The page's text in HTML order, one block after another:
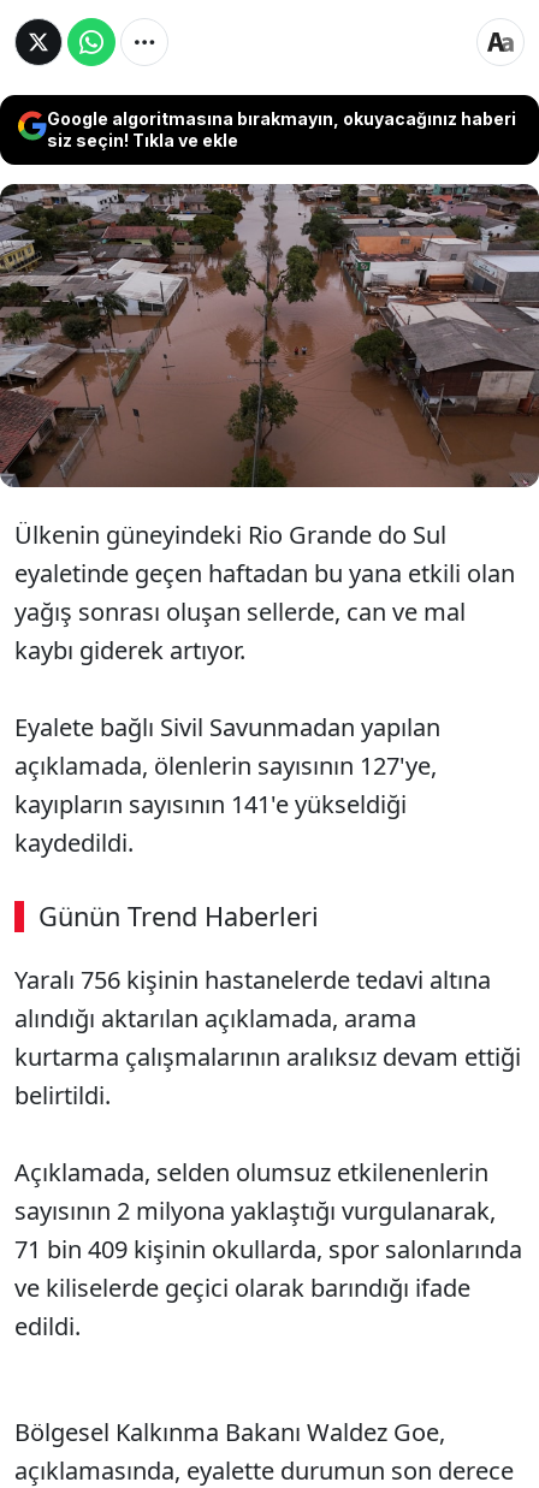
Google algoritmasına bırakmayın, okuyacağınız haberi
siz seçin! Tıkla ve ekle
Brezilya'da şiddetli yağışların neden
olduğu sellerde yaşamını yitirenlerin
sayısının 127'ye, kaybolanların sayısının
141'e yükseldiği bildirildi.
Ülkenin güneyindeki Rio Grande do Sul
eyaletinde geçen haftadan bu yana etkili olan
yağış sonrası oluşan sellerde, can ve mal
kaybı giderek artıyor.
Eyalete bağlı Sivil Savunmadan yapılan
açıklamada, ölenlerin sayısının 127'ye,
kayıpların sayısının 141'e yükseldiği
kaydedildi.
Günün Trend Haberleri
00:02 / 09:15
Sesi Aç
Yaralı 756 kişinin hastanelerde tedavi altına
alındığı aktarılan açıklamada, arama
kurtarma çalışmalarının aralıksız devam ettiği
belirtildi.
Açıklamada, selden olumsuz etkilenenlerin
sayısının 2 milyona yaklaştığı vurgulanarak,
71 bin 409 kişinin okullarda, spor salonlarında
ve kiliselerde geçici olarak barındığı ifade
edildi.
Bölgesel Kalkınma Bakanı Waldez Goe,
açıklamasında, eyalette durumun son derece